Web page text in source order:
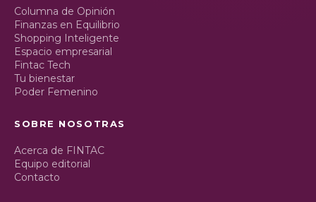
Columna de Opinión
Finanzas en Equilibrio
Shopping Inteligente
Espacio empresarial
Fintac Tech
Tu bienestar
Poder Femenino
SOBRE NOSOTRAS
Acerca de FINTAC
Equipo editorial
Contacto